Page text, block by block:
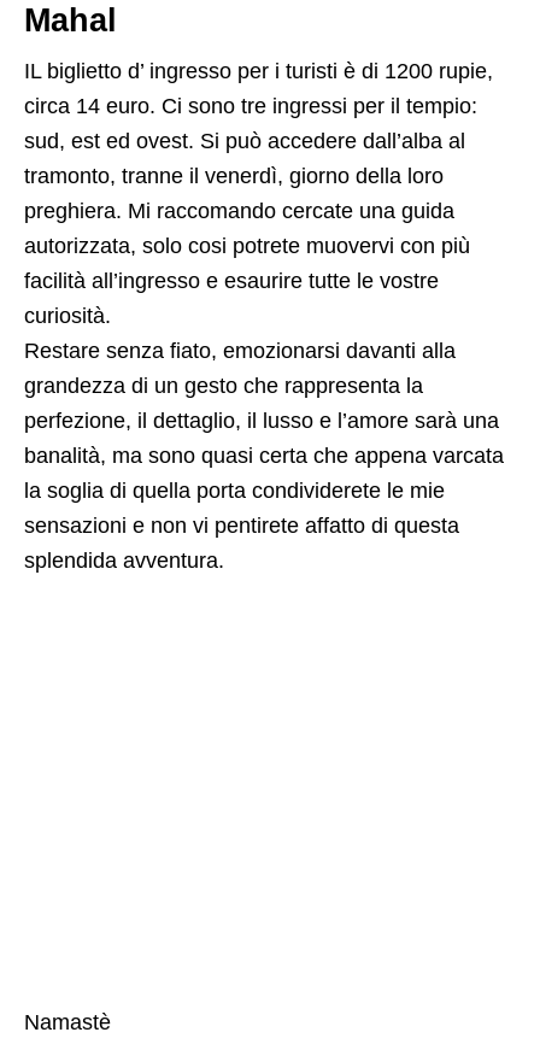
Mahal
IL biglietto d’ ingresso per i turisti è di 1200 rupie,
circa 14 euro. Ci sono tre ingressi per il tempio:
sud, est ed ovest. Si può accedere dall’alba al
tramonto, tranne il venerdì, giorno della loro
preghiera. Mi raccomando cercate una guida
autorizzata, solo cosi potrete muovervi con più
facilità all’ingresso e esaurire tutte le vostre
curiosità.
Restare senza fiato, emozionarsi davanti alla
grandezza di un gesto che rappresenta la
perfezione, il dettaglio, il lusso e l’amore sarà una
banalità, ma sono quasi certa che appena varcata
la soglia di quella porta condividerete le mie
sensazioni e non vi pentirete affatto di questa
splendida avventura.
Namastè